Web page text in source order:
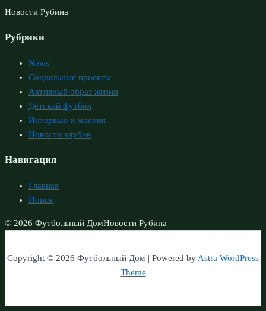
Новости Рубина
Рубрики
News
Социальные проекты
Активный образ жизни
Детский футбол
Интервью и мнения
Новости клубов
Навигация
Главная
Поиск
© 2026 Футбольный ДомНовости Рубина
Copyright © 2026 Футбольный Дом | Powered byAstra WordPress
Theme